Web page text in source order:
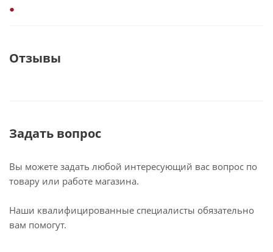
Отзывы
Задать вопрос
Вы можете задать любой интересующий вас вопрос по
товару или работе магазина.
Наши квалифицированные специалисты обязательно
вам помогут.